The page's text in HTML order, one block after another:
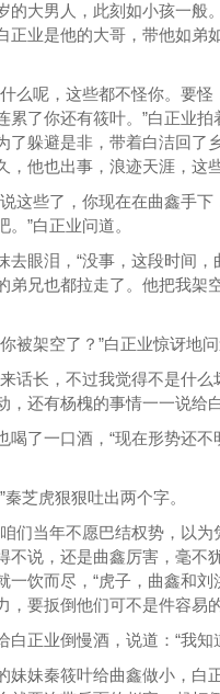
的大男人，此刻如小孩一般
正业是他的大哥，带他如弟
呢，这些都不怪你。要怪
累了你还有筱叶。”白正业
了躲避是非，带着白洁回了
，他也出事，浪迹天涯，这
些了，你现在在曲鑫手下
。”白正业问道。
眼泪，“没事，这段时间，
弟兄也都拉走了。他把我架
架空了？”白正业惊讶地问
长，不过我觉得不是什么
，还有杨槐的事情一一说给
了一口酒，“现在形势还不
芝虎狠狠吐出两个字。
当年不愿巴结权势，以为
不说，还是曲鑫厉害，毫不
一饮而尽，“虎子，曲鑫和
，要扳倒他们可不是件容易
正业倒慢酒，说道：“我知
妹秦筱叶给曲鑫做小，白